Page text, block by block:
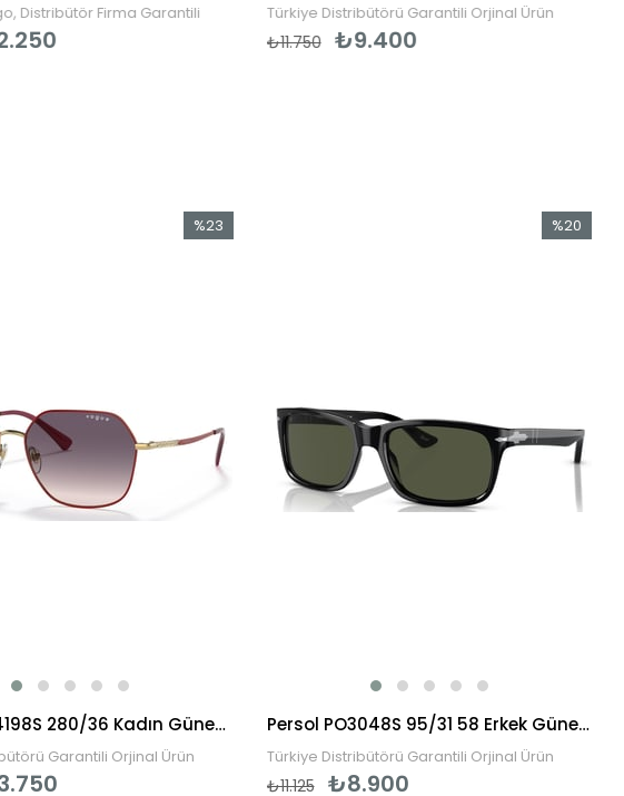
Distribütör Firma Garantili Türkiye Distribütörü Garantili Orjinal Ürün
₺9.400
₺11.750
Vogue VO4198S 280/36 Kadın Güneş Gözlüğü
Garantili Orjinal Ürün
%23
Persol PO3048S 95/31 58 Erkek Güneş Gözlüğü
Türkiye Distribütörü Garantili Orjinal Ürün
₺8.900
₺11.125
%20